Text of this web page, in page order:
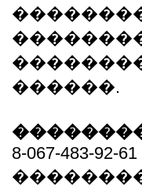
������.
8-067-483-92-61